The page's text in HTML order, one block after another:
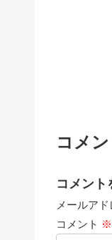
コメン
コメント
メールア
コメント ※